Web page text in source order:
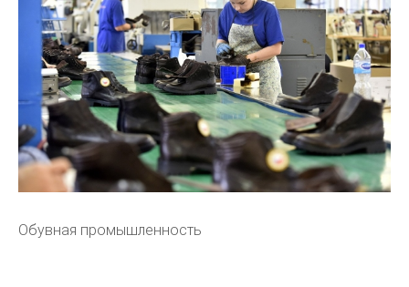
Обувная промышленность